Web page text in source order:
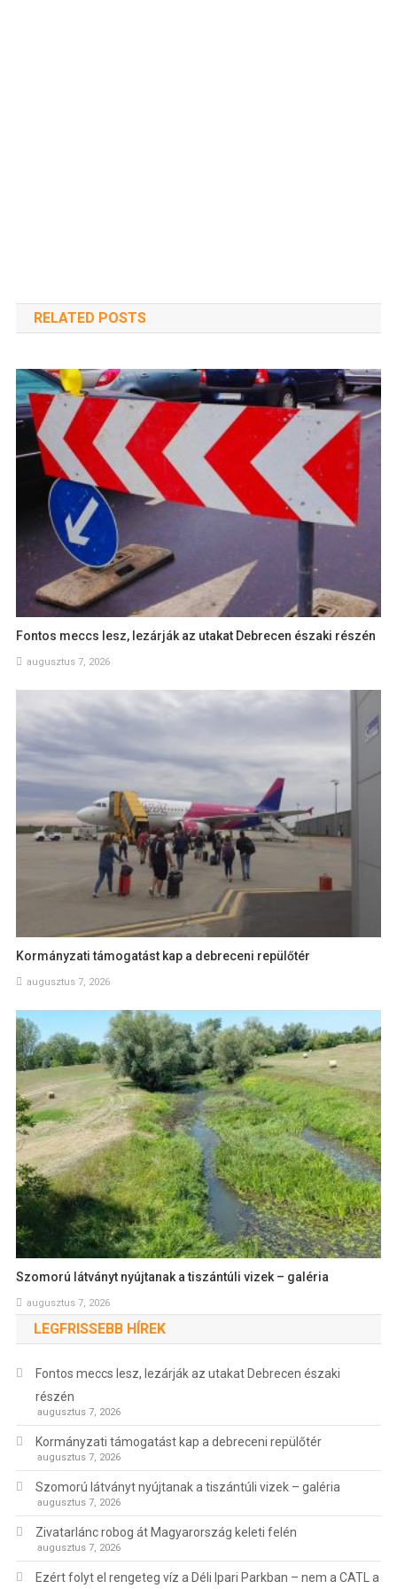
RELATED POSTS
Fontos meccs lesz, lezárják az utakat Debrecen északi részén
augusztus 7, 2026
Kormányzati támogatást kap a debreceni repülőtér
augusztus 7, 2026
Szomorú látványt nyújtanak a tiszántúli vizek – galéria
augusztus 7, 2026
LEGFRISSEBB HÍREK
Fontos meccs lesz, lezárják az utakat Debrecen északi
részén
augusztus 7, 2026
Kormányzati támogatást kap a debreceni repülőtér
augusztus 7, 2026
Szomorú látványt nyújtanak a tiszántúli vizek – galéria
augusztus 7, 2026
Zivatarlánc robog át Magyarország keleti felén
augusztus 7, 2026
Ezért folyt el rengeteg víz a Déli Ipari Parkban – nem a CATL a